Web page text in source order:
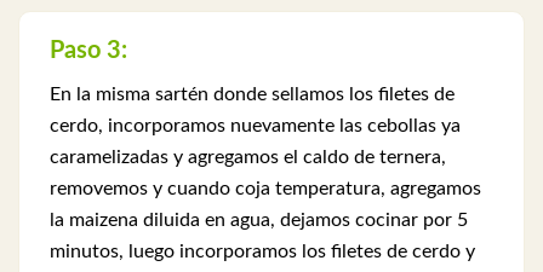
Paso 3:
En la misma sartén donde sellamos los filetes de
cerdo, incorporamos nuevamente las cebollas ya
caramelizadas y agregamos el caldo de ternera,
removemos y cuando coja temperatura, agregamos
la maizena diluida en agua, dejamos cocinar por 5
minutos, luego incorporamos los filetes de cerdo y